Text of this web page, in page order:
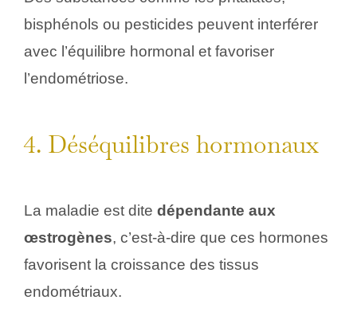
bisphénols ou pesticides peuvent interférer
avec l’équilibre hormonal et favoriser
l’endométriose.
4. Déséquilibres hormonaux
La maladie est dite dépendante aux
œstrogènes, c’est-à-dire que ces hormones
favorisent la croissance des tissus
endométriaux.